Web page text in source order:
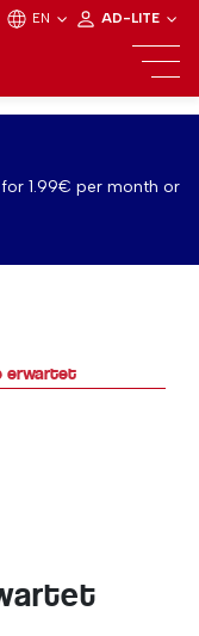
EN AD-LITE
1.99€ per month or
erwartet